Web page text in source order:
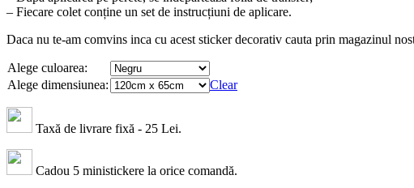
– Fiecare colet conține un set de instrucțiuni de aplicare.
Daca nu te-am comvins inca cu acest sticker decorativ cauta prin magazinul
Alege culoarea:
Alege dimensiunea:
Clear
Taxă de livrare fixă - 25 Lei.
Cadou 5 ministickere la orice comandă.